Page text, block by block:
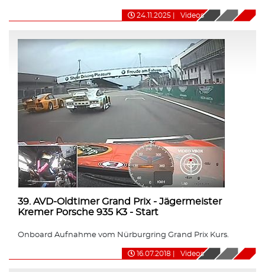
24.11.2025 Videos
39. AVD-Oldtimer Grand Prix - Jägermeister
Kremer Porsche 935 K3 - Start
Onboard Aufnahme vom Nürburgring Grand Prix Kurs.
16.07.2018 Videos